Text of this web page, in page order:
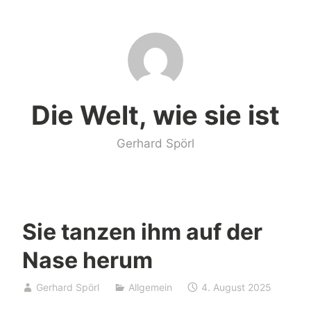
Die Welt, wie sie ist
Gerhard Spörl
Sie tanzen ihm auf der
Nase herum
Gerhard Spörl Allgemein 4. August 2025